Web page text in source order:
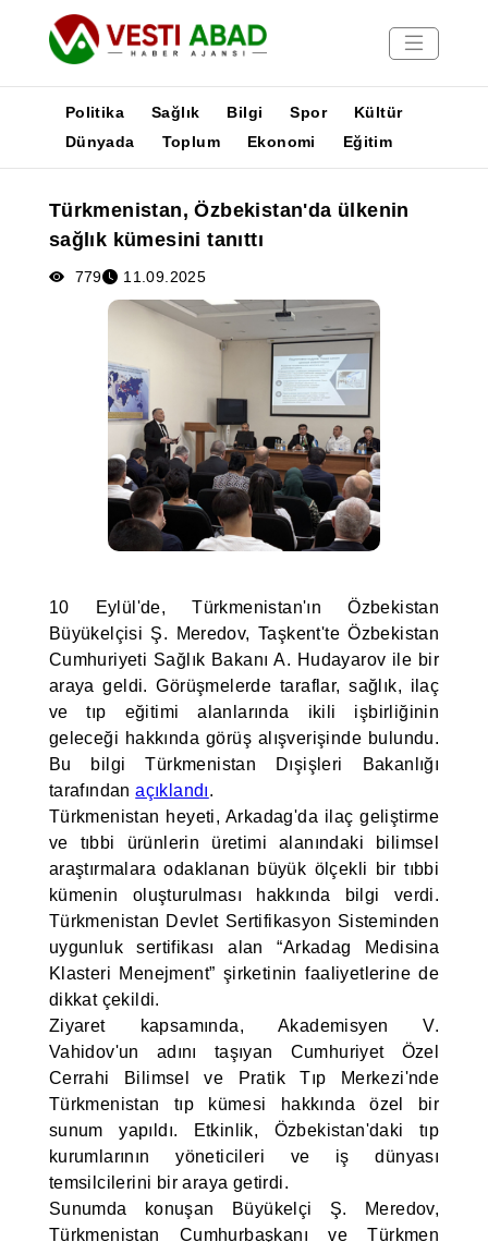
Yayınlar
Medya
Poster
Politika Sağlık Bilgi Spor
Kültür
Dünyada
Toplum Ekonomi Eğitim
Türkmenistan, Özbekistan'da ülkenin
sağlık kümesini tanıttı
779 11.09.2025
10 Eylül'de, Türkmenistan'ın Özbekistan
Büyükelçisi Ş. Meredov, Taşkent'te Özbekistan
Cumhuriyeti Sağlık Bakanı A. Hudayarov ile bir
araya geldi. Görüşmelerde taraflar, sağlık, ilaç
ve tıp eğitimi alanlarında ikili işbirliğinin
geleceği hakkında görüş alışverişinde bulundu.
Bu bilgi Türkmenistan Dışişleri Bakanlığı
tarafındanaçıklandı.
Türkmenistan heyeti, Arkadag'da ilaç geliştirme
ve tıbbi ürünlerin üretimi alanındaki bilimsel
araştırmalara odaklanan büyük ölçekli bir tıbbi
kümenin oluşturulması hakkında bilgi verdi.
Türkmenistan Devlet Sertifikasyon Sisteminden
uygunluk sertifikası alan “Arkadag Medisina
Klasteri Menejment” şirketinin faaliyetlerine de
dikkat çekildi.
Ziyaret kapsamında, Akademisyen V.
Vahidov'un adını taşıyan Cumhuriyet Özel
Cerrahi Bilimsel ve Pratik Tıp Merkezi'nde
Türkmenistan tıp kümesi hakkında özel bir
sunum yapıldı. Etkinlik, Özbekistan'daki tıp
kurumlarının yöneticileri ve iş dünyası
temsilcilerini bir araya getirdi.
Sunumda konuşan Büyükelçi Ş. Meredov,
Türkmenistan Cumhurbaşkanı ve Türkmen